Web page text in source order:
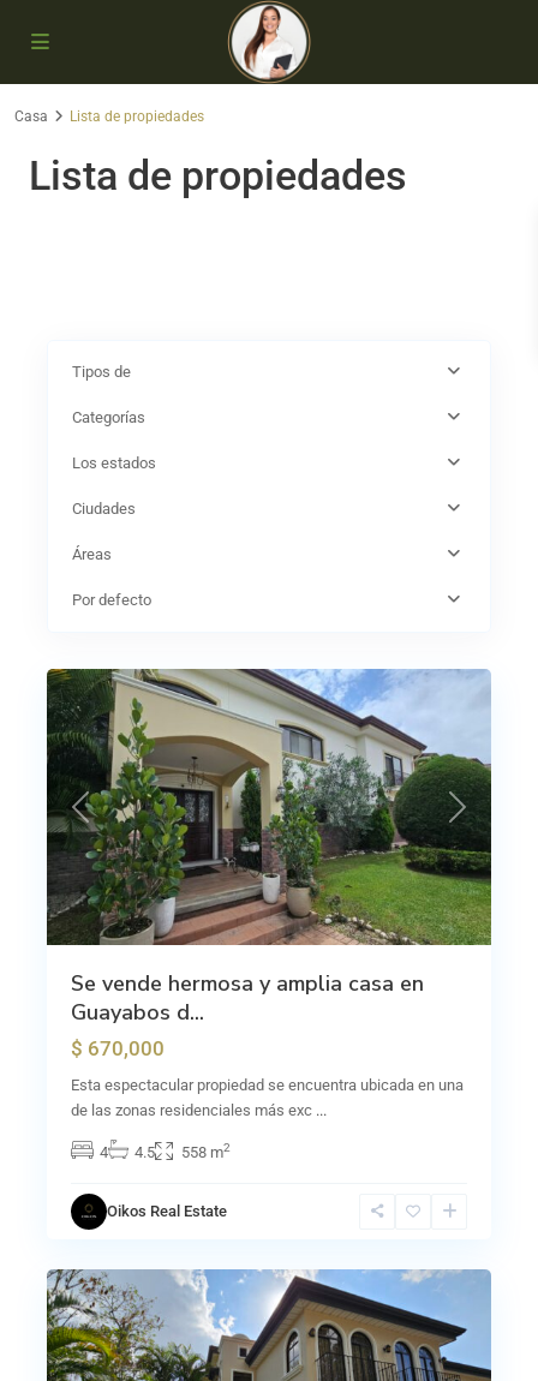
Casa Lista de propiedades
Lista de propiedades
Tipos de
Categorías
Los estados
Ciudades
Áreas
Por defecto
Previous Next
Se vende hermosa y amplia casa en
Guayabos d...
$ 670,000
Esta espectacular propiedad se encuentra ubicada en una
de las zonas residenciales más exc ...
4 4.5 558 m2
Oikos Real Estate